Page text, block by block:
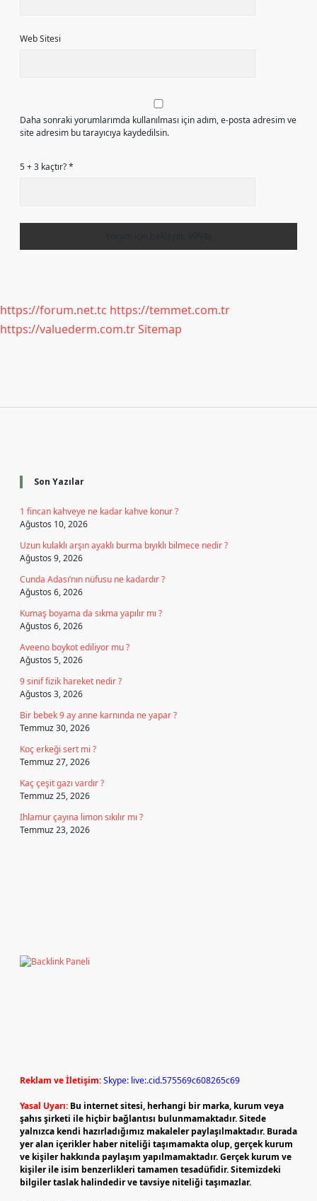
Web Sitesi
Daha sonraki yorumlarımda kullanılması için adım, e-posta adresim ve
site adresim bu tarayıcıya kaydedilsin.
5 + 3 kaçtır?*
https://forum.net.tc https://temmet.com.tr
https://valuederm.com.trSitemap
Son Yazılar
1 fincan kahveye ne kadar kahve konur ?
Ağustos 10, 2026
Uzun kulaklı arşın ayaklı burma bıyıklı bilmece nedir ?
Ağustos 9, 2026
Cunda Adası’nın nüfusu ne kadardır ?
Ağustos 6, 2026
Kumaş boyama da sıkma yapılır mı ?
Ağustos 6, 2026
Aveeno boykot ediliyor mu ?
Ağustos 5, 2026
9 sinif fizik hareket nedir ?
Ağustos 3, 2026
Bir bebek 9 ay anne karnında ne yapar ?
Temmuz 30, 2026
Koç erkeği sert mi ?
Temmuz 27, 2026
Kaç çeşit gazı vardır ?
Temmuz 25, 2026
Ihlamur çayına limon sıkılır mı ?
Temmuz 23, 2026
Reklam ve İletişim:Skype: live:.cid.575569c608265c69
Yasal Uyarı: Bu internet sitesi, herhangi bir marka, kurum veya
şahıs şirketi ile hiçbir bağlantısı bulunmamaktadır. Sitede
yalnızca kendi hazırladığımız makaleler paylaşılmaktadır. Burada
yer alan içerikler haber niteliği taşımamakta olup, gerçek kurum
ve kişiler hakkında paylaşım yapılmamaktadır. Gerçek kurum ve
kişiler ile isim benzerlikleri tamamen tesadüfidir. Sitemizdeki
bilgiler taslak halindedir ve tavsiye niteliği taşımazlar.